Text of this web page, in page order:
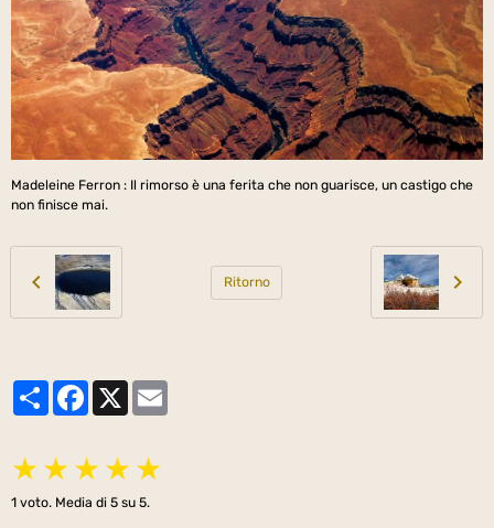
Madeleine Ferron : Il rimorso è una ferita che non guarisce, un castigo che
non finisce mai.
Ritorno
PartagerFacebook
★ ★ ★ ★ ★
1 voto. Media di 5 su 5.